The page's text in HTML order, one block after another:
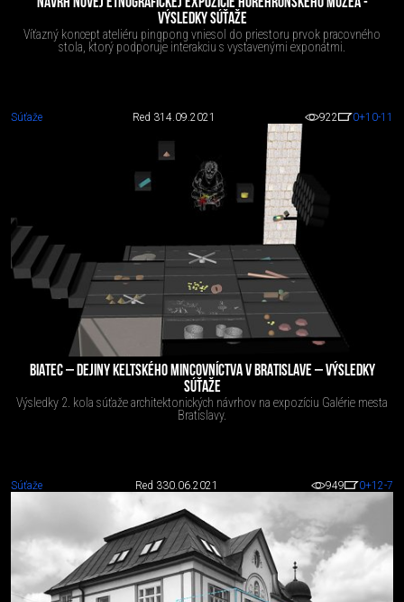
VÝSLEDKY SÚŤAŽE
Víťazný koncept ateliéru pingpong vniesol do priestoru prvok pracovného
stola, ktorý podporuje interakciu s vystavenými exponátmi.
Súťaže Red 314.09.2021 922 0+10-11
BIATEC – DEJINY KELTSKÉHO MINCOVNÍCTVA V BRATISLAVE – VÝSLEDKY
SÚŤAŽE
Výsledky 2. kola súťaže architektonických návrhov na expozíciu Galérie mesta
Bratislavy.
Súťaže Red 330.06.2021 949 0+12-7